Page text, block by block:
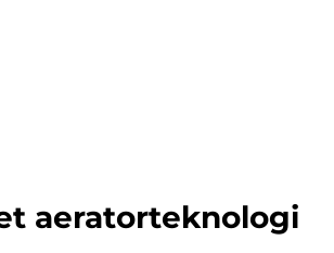
aeratorteknologi